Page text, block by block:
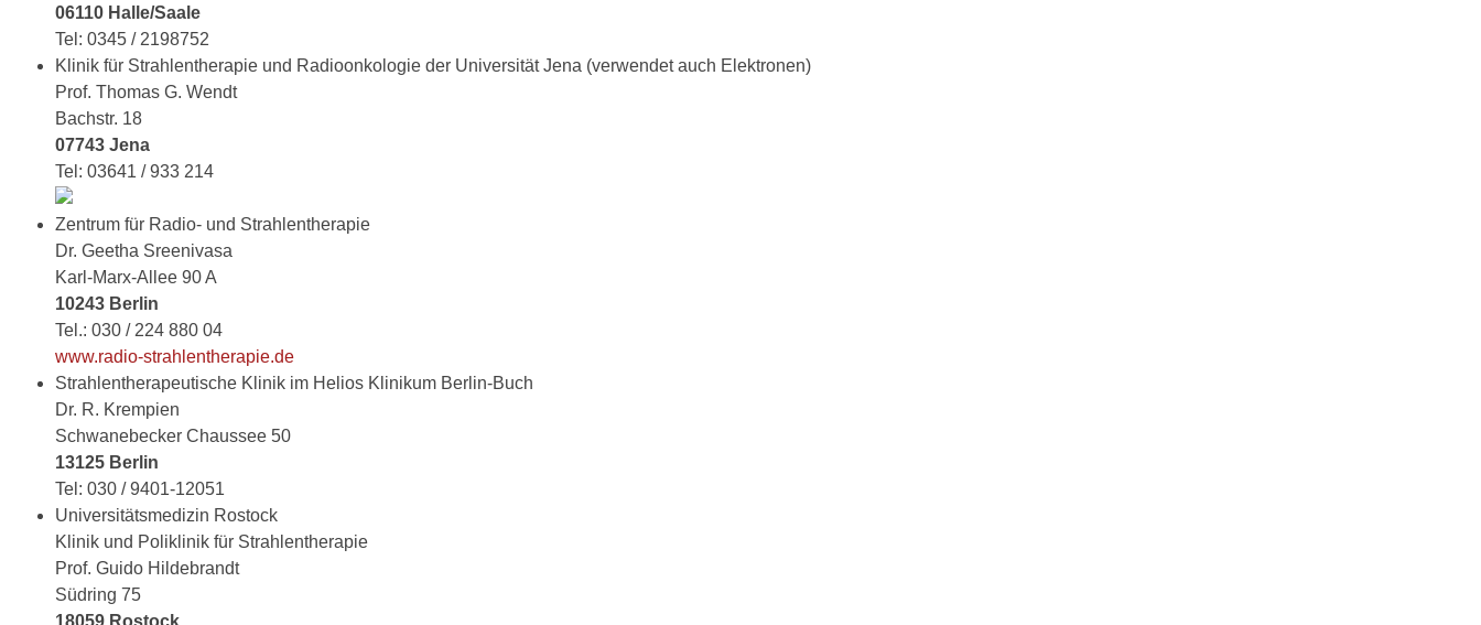
06110 Halle/Saale
Tel: 0345 / 2198752
Klinik für Strahlentherapie und Radioonkologie der Universität Jena (verwendet auch Elektronen)
Prof. Thomas G. Wendt
Bachstr. 18
07743 Jena
Tel: 03641 / 933 214
Zentrum für Radio- und Strahlentherapie
Dr. Geetha Sreenivasa
Karl-Marx-Allee 90 A
10243 Berlin
Tel.: 030 / 224 880 04
www.radio-strahlentherapie.de
Strahlentherapeutische Klinik im Helios Klinikum Berlin-Buch
Dr. R. Krempien
Schwanebecker Chaussee 50
13125 Berlin
Tel: 030 / 9401-12051
Universitätsmedizin Rostock
Klinik und Poliklinik für Strahlentherapie
Prof. Guido Hildebrandt
Südring 75